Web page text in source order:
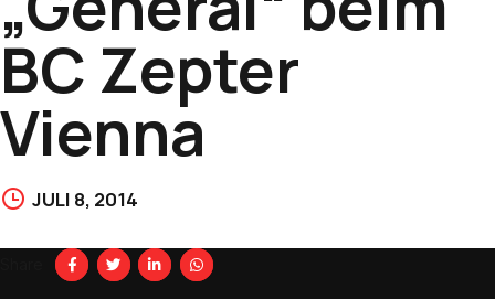
BC Zepter
Vienna
JULI 8, 2014